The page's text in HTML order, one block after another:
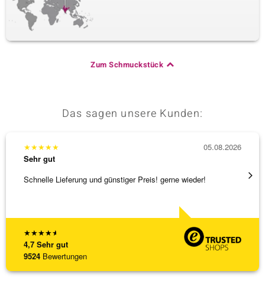
Zum Schmuckstück
Das sagen unsere Kunden:
★★★★★
4,7 Sehr gut
9524 Bewertungen
★★★★★
Sehr gut
Schnelle Lieferung und günstiger Preis! gerne wieder!
05.08.2026